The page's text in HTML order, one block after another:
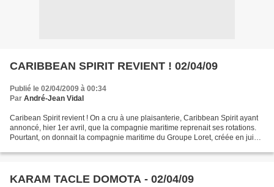
CARIBBEAN SPIRIT REVIENT ! 02/04/09
Publié le 02/04/2009 à 00:34
Par André-Jean Vidal
Caribean Spirit revient ! On a cru à une plaisanterie, Caribbean Spirit ayant
annoncé, hier 1er avril, que la compagnie maritime reprenait ses rotations.
Pourtant, on donnait la compagnie maritime du Groupe Loret, créée en juin
KARAM TACLE DOMOTA - 02/04/09